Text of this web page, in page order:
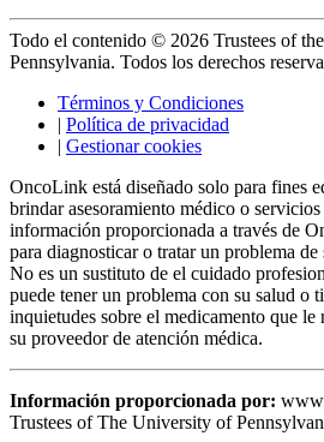
Todo el contenido © 2026 Trustees of
Pennsylvania. Todos los derechos
Términos y Condiciones
| Política de privacidad
| Gestionar cookies
OncoLink está diseñado solo para fines
brindar asesoramiento médico o
información proporcionada a través de
para diagnosticar o tratar un problema
No es un sustituto de el cuidado
puede tener un problema con su salud o
inquietudes sobre el medicamento que le
su proveedor de atención médica.
Información proporcionada por:
Trustees of The University of